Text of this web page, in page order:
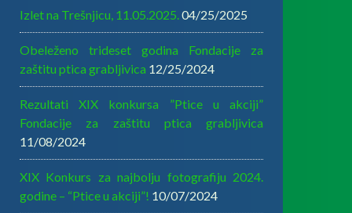
Izlet na Trešnjicu, 11.05.2025. 04/25/2025
Obeleženo trideset godina Fondacije za
zaštitu ptica grabljivica 12/25/2024
Rezultati XIX konkursa ”Ptice u akciji”
Fondacije za zaštitu ptica grabljivica
11/08/2024
XIX Konkurs za najbolju fotografiju 2024.
godine – “Ptice u akciji”! 10/07/2024